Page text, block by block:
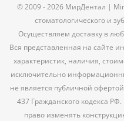
© 2009 - 2026 МирДентал |
стоматологического и
Осуществляем доставку в
Вся представленная на сайте
характеристик, наличия,
исключительно
не является публичной
437 Гражданского кодекса
право изменять